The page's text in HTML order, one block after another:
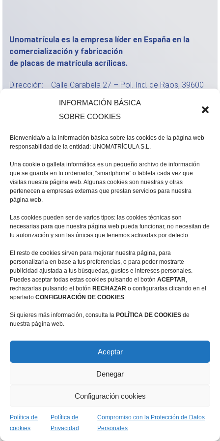
INFORMACIÓN BÁSICA
SOBRE COOKIES
Bienvenida/o a la información básica sobre las cookies de la página web
responsabilidad de la entidad: UNOMATRÍCULA S.L.
Una cookie o galleta informática es un pequeño archivo de información
que se guarda en tu ordenador, “smartphone” o tableta cada vez que
visitas nuestra página web. Algunas cookies son nuestras y otras
pertenecen a empresas externas que prestan servicios para nuestra
página web.
Las cookies pueden ser de varios tipos: las cookies técnicas son
necesarias para que nuestra página web pueda funcionar, no necesitan de
tu autorización y son las únicas que tenemos activadas por defecto.
El resto de cookies sirven para mejorar nuestra página, para
personalizarla en base a tus preferencias, o para poder mostrarte
publicidad ajustada a tus búsquedas, gustos e intereses personales.
Puedes aceptar todas estas cookies pulsando el botón ACEPTAR,
rechazarlas pulsando el botón RECHAZAR o configurarlas clicando en el
apartado CONFIGURACIÓN DE COOKIES.
Si quieres más información, consulta la POLÍTICA DE COOKIES de
nuestra página web.
Aceptar
Denegar
Configuración cookies
Política de
cookies
Política de
Privacidad
Compromiso con la Protección de Datos
Personales
Unomatrícula es la empresa líder en España en la
comercialización y fabricación
de placas de matrícula acrílicas.
Dirección: Calle Carabela 27 – Pol. Ind. de Raos, 39600
Email: info@unomatricula.com
Teléfonos: +34 942 76 45 01 +34 942 76 45
Política de privacidad
Política de cookies
Protección de datos personales
Canal de denuncias
Transparencia
Fondos Next Generation
Contacto